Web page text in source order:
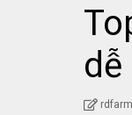
rdfarm